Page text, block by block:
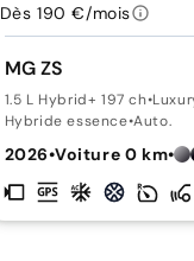
MG ZS
1.5 L Hybrid+ 197 ch•
Hybride essence•Auto.
2026•Voiture 0 km•
Dès 190 €/mois